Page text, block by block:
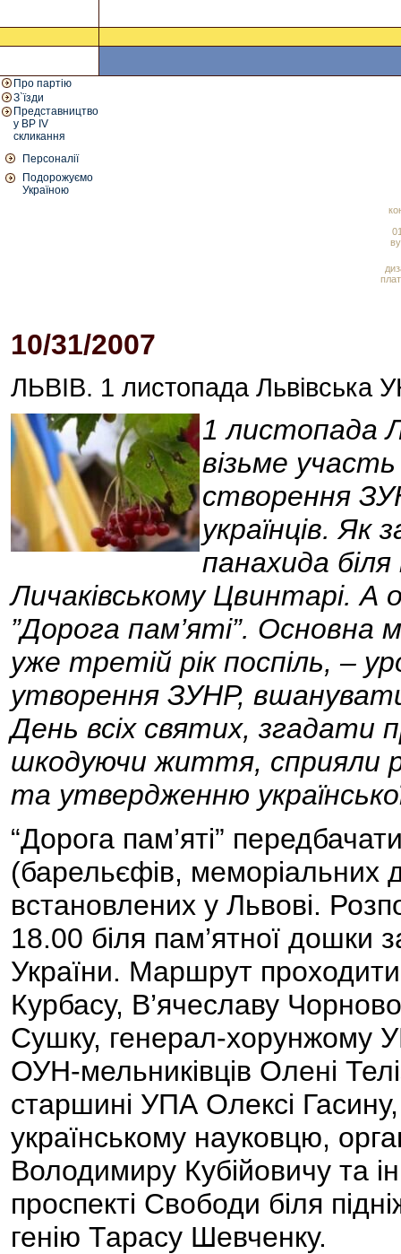
Про партію
З`їзди
Представництво
у ВР IV
скликання
Персоналії
Подорожуємо
Україною
10/31/2007
ЛЬВІВ. 1 листопада Львівська
1 листопада
візьме участь
створення
українців. Як
панахида
Личаківському Цвинтарі. А
”Дорога пам’яті”. Основна
уже третій рік поспіль, –
утворення ЗУНР,
День всіх святих, згадати
шкодуючи життя, сприяли
та утвердженню української
“Дорога пам’яті”
(барельєфів, меморіальних
встановлених у Львові.
18.00 біля пам’ятної дошки
України. Маршрут
Курбасу, В’ячеславу
Сушку, генерал-хорунжому
ОУН-мельниківців Олені
старшині УПА Олексі
українському науковцю,
Володимиру Кубійовичу та
проспекті Свободи біля
генію Тарасу Шевченку.